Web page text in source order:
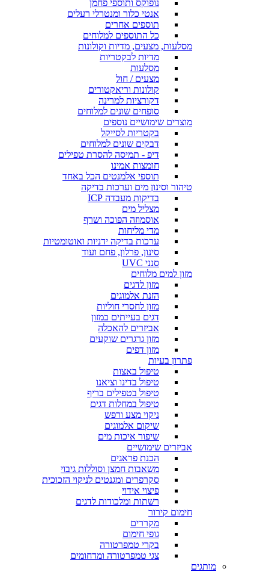
נופוקס ותוספי פחמן
אנטי כלור ומנטרלי רעלים
תוספים אחרים
כל התוספים למלוחים
מסלעות, מצעים, מדיות וקולונות
מדיות לבקטריות
מסלעות
מצעים / חול
קולונות וריאקטורים
דקורציות למרינה
סופחים שונים למלוחים
מוצרים שימושיים נוספים
בקטריות לסייקל
דבקים שונים למלוחים
דיפ - תמיסה להסרת טפילים
חומצות אמינו
תוספי אלמנטים הכל באחד
טיהור וסינון מים וערכות בדיקה
בדיקות מעבדה ICP
מצליל מים
אוסמוזה הפוכה ושרף
מדי מליחות
ערכות בדיקה ידניות ואוטומטיות
סינון, פרלון, פחם ועוד
סנני UVC
מזון למים מלוחים
מזון לדגים
הזנת אלמוגים
מזון לחסרי חוליות
דגים בעייתים במזון
אביזרים להאכלה
מזון גרגרים שוקעים
מזון דפים
פתרון בעיות
טיפול באצות
טיפול בדינו וציאנו
טיפול בטפילים בריף
טיפול במחלות דגים
ניקוי מצע ורפש
שיקום אלמוגים
שיפור איכות מים
אביזרים שימושיים
הכנת פראגים
משאבות חמצן וסוללות גיבוי
סקרפרים ומגנטים לניקוי הזכוכית
פיצוי אידוי
רשתות ומלכודות לדגים
חימום קירור
מקררים
גופי חימום
בקרי טמפרטורה
צגי טמפרטורה ומדחומים
מותגים